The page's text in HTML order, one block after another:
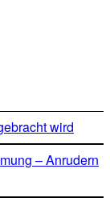
wird
– Anrudern